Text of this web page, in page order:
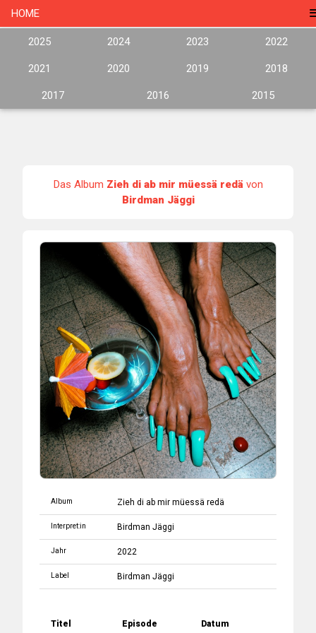
HOME
2025 2024 2023 2022
2021 2020 2019 2018
2017 2016 2015
Das Album Zieh di ab mir müessä redävon
Birdman Jäggi
Album Zieh di ab mir müessä redä
Interpret:in Birdman Jäggi
Jahr 2022
Label Birdman Jäggi
Titel Episode Datum